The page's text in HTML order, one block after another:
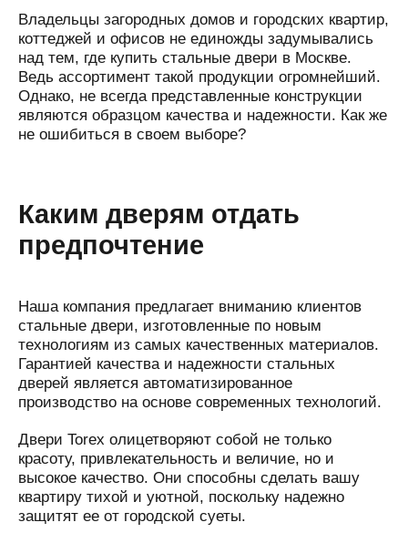
Владельцы загородных домов и городских квартир,
коттеджей и офисов не единожды задумывались
над тем, где купить стальные двери в Москве.
Ведь ассортимент такой продукции огромнейший.
Однако, не всегда представленные конструкции
являются образцом качества и надежности. Как же
не ошибиться в своем выборе?
Каким дверям отдать
предпочтение
Наша компания предлагает вниманию клиентов
стальные двери, изготовленные по новым
технологиям из самых качественных материалов.
Гарантией качества и надежности стальных
дверей является автоматизированное
производство на основе современных технологий.
Двери Torex олицетворяют собой не только
красоту, привлекательность и величие, но и
высокое качество. Они способны сделать вашу
квартиру тихой и уютной, поскольку надежно
защитят ее от городской суеты.